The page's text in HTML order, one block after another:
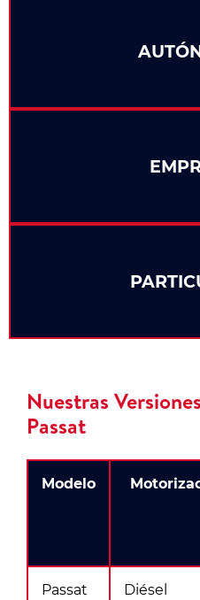
Nuestras
Passat
Modelo
Passat
Diésel